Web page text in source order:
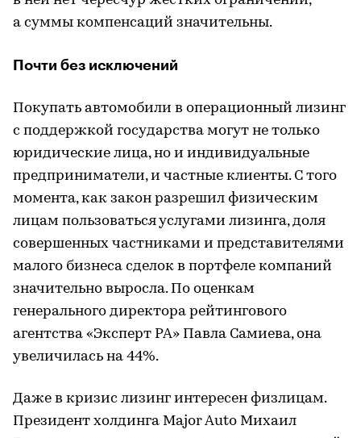
а суммы компенсаций значительны.
Почти без исключений
Покупать автомобили в операционный лизинг
с поддержкой государства могут не только
юридические лица, но и индивидуальные
предприниматели, и частные клиенты. С того
момента, как закон разрешил физическим
лицам пользоваться услугами лизинга, доля
совершенных частниками и представителями
малого бизнеса сделок в портфеле компаний
значительно выросла. По оценкам
генерального директора рейтингового
агентства «Эксперт РА» Павла Самиева, она
увеличилась на 44%.
Даже в кризис лизинг интересен физлицам.
Президент холдинга Major Auto Михаил